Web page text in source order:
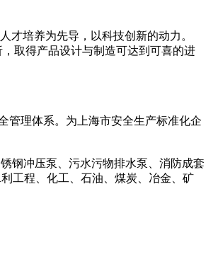
才培养为先导，以科技创新的动力。
取得产品设计与制造可达到可喜的进
管理体系。为上海市安全生产标准化企
钢冲压泵、污水污物排水泵、消防成套
工程、化工、石油、煤炭、冶金、矿